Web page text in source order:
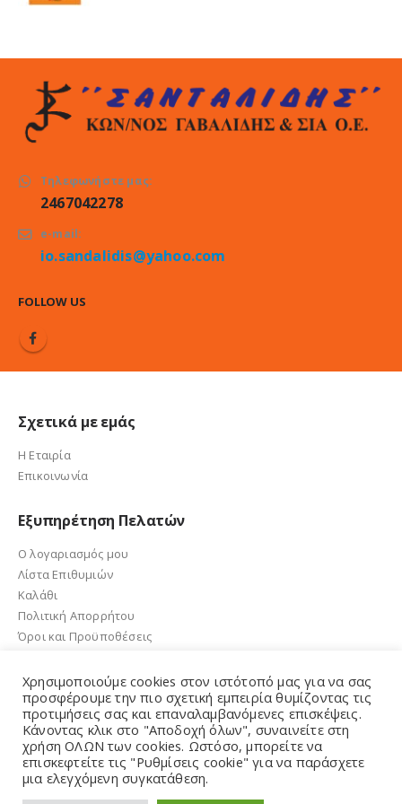
Τηλεφωνήστε μας:
2467042278
e-mail:
io.sandalidis@yahoo.com
FOLLOW US
Σχετικά με εμάς
Η Εταιρία
Επικοινωνία
Εξυπηρέτηση Πελατών
Ο λογαριασμός μου
Λίστα Επιθυμιών
Καλάθι
Πολιτική Απορρήτου
Όροι και Προϋποθέσεις
e-sandalidis.gr 2021. Created by GMG Solutions
Χρησιμοποιούμε cookies στον ιστότοπό μας για να σας
προσφέρουμε την πιο σχετική εμπειρία θυμίζοντας τις
προτιμήσεις σας και επαναλαμβανόμενες επισκέψεις.
Κάνοντας κλικ στο "Αποδοχή όλων", συναινείτε στη
χρήση ΟΛΩΝ των cookies. Ωστόσο, μπορείτε να
επισκεφτείτε τις "Ρυθμίσεις cookie" για να παράσχετε
μια ελεγχόμενη συγκατάθεση.